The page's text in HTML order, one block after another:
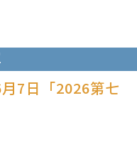
7日「2026第七